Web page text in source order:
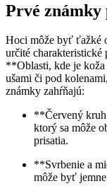
Prvé
Hoci môže⁤ byť ťažké
určité
**Oblasti, ⁤kde je koža
⁣ušami či pod
známky ​zahŕňajú:
**Červený kruh
ktorý sa‍ môže
prisatia.
**Svrbenie⁢ a
môže byť